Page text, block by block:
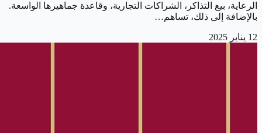
الرعاية، بيع التذاكر، الشراكات التجارية، وقاعدة جماهيرها الواسعة.
بالإضافة إلى ذلك، تساهم…
12 يناير 2025